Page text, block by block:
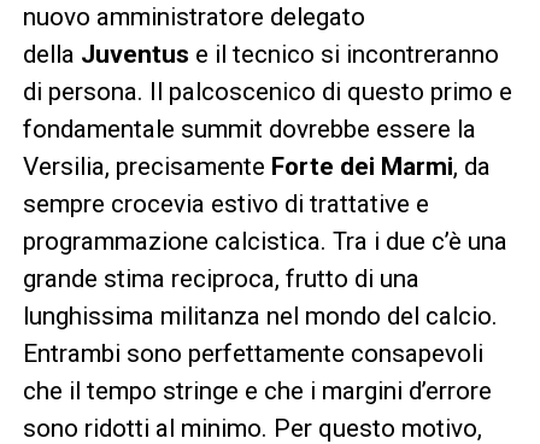
nuovo amministratore delegato
della Juventus e il tecnico si incontreranno
di persona. Il palcoscenico di questo primo e
fondamentale summit dovrebbe essere la
Versilia, precisamente Forte dei Marmi, da
sempre crocevia estivo di trattative e
programmazione calcistica. Tra i due c’è una
grande stima reciproca, frutto di una
lunghissima militanza nel mondo del calcio.
Entrambi sono perfettamente consapevoli
che il tempo stringe e che i margini d’errore
sono ridotti al minimo. Per questo motivo,